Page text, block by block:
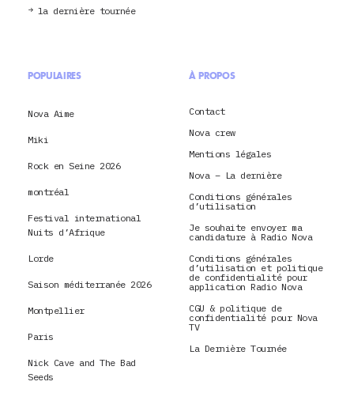
la dernière tournée
POPULAIRES
Nova Aime
Miki
Rock en Seine 2026
montréal
Festival international
Nuits d’Afrique
Lorde
Saison méditerranée 2026
Montpellier
Paris
Nick Cave and The Bad
Seeds
À PROPOS
Contact
Nova crew
Mentions légales
Nova – La dernière
Conditions générales
d’utilisation
Je souhaite envoyer ma
candidature à Radio Nova
Conditions générales
d’utilisation et politique
de confidentialité pour
application Radio Nova
CGU & politique de
confidentialité pour Nova
TV
La Dernière Tournée